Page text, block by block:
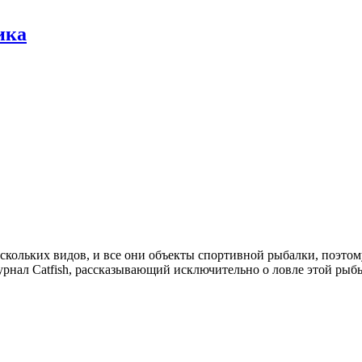
видов, и все они объекты спортивной рыбалки,
Catfish, рассказывающий исключительно о ловле этой